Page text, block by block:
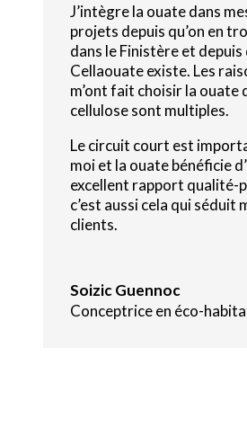
J’intègre la ouate dans
projets depuis qu’on en
dans le Finistère et depuis
Cellaouate existe. Les
m’ont fait choisir la ouate
cellulose sont multiples.
Le circuit court est
moi et la ouate bénéficie
excellent rapport qualité-
c’est aussi cela qui séduit
clients.
Soizic Guennoc
Conceptrice en éco-